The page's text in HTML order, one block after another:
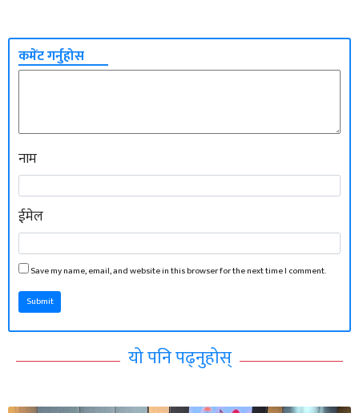
कमेंट गर्नुहोस
नाम
ईमेल
Save my name, email, and website in this browser for the next time I comment.
Submit
यो पनि पढ्नुहोस्